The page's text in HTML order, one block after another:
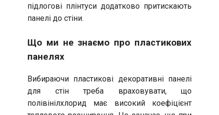
підлогові плінтуси додатково притискають
панелі до стіни.
Що ми не знаємо про пластикових
панелях
Вибираючи пластикові декоративні панелі
для стін треба враховувати, що
полівінілхлорид має високий коефіцієнт